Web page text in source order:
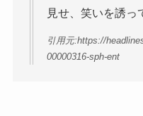
見せ、笑いを誘っ
引用元:https://
00000316-sph-ent